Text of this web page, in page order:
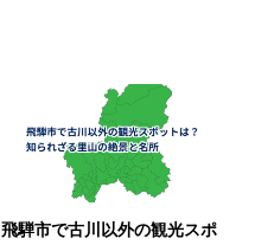
飛騨市で古川以外の観光スポ